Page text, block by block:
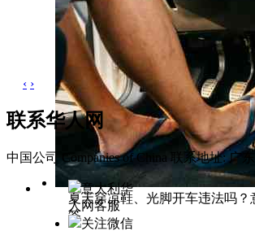
夏天穿凉鞋、光脚开车违法吗？
答
‹ ›
联系华人网
中国公司 Companies of China 联系地址: 广
意大利华
人网客服
关注微信